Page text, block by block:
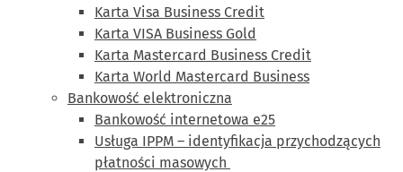
Karta Visa Business Credit
Karta VISA Business Gold
Karta Mastercard Business Credit
Karta World Mastercard Business
Bankowość elektroniczna
Bankowość internetowa e25
Usługa IPPM – identyfikacja przychodzących
płatności masowych